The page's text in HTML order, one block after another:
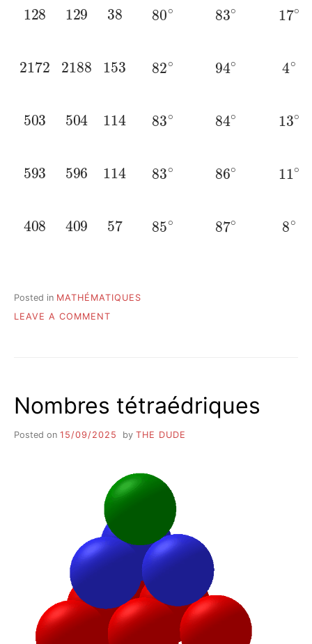
128 129 38 80∘ 83∘ 17∘
2172 2188 153 82∘ 94∘ 4∘
503 504 114 83∘ 84∘ 13∘
593 596 114 83∘ 86∘ 11∘
408 409 57 85∘ 87∘ 8∘
Posted in MATHÉMATIQUES
LEAVE A COMMENT
Nombres tétraédriques
Posted on 15/09/2025 by THE DUDE